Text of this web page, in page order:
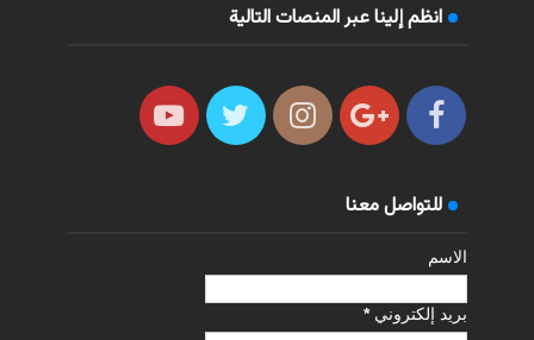
انظم إلينا عبر المنصات التالية
للتواصل معنا
الاسم
بريد إلكتروني*